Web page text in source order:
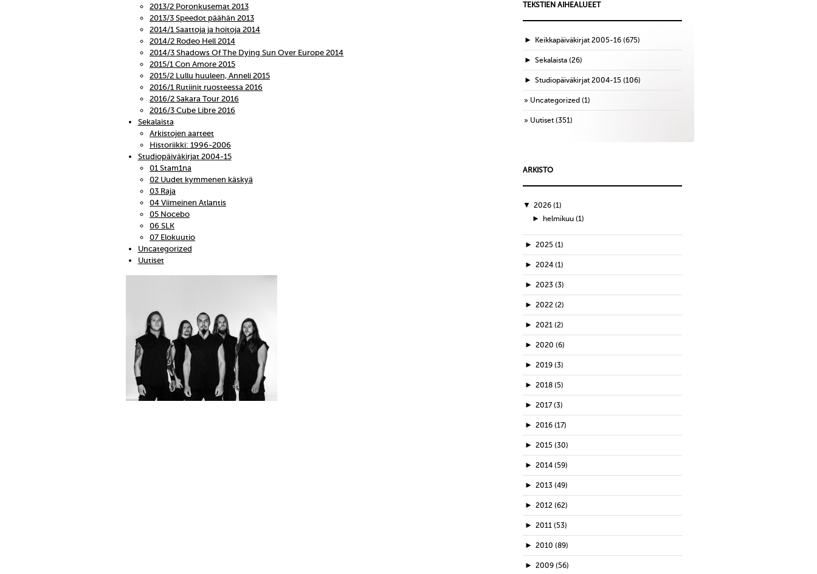
2013/2 Poronkusemat 2013
2013/3 Speedot päähän 2013
2014/1 Saattoja ja hoitoja 2014
2014/2 Rodeo Hell 2014
2014/3 Shadows Of The Dying Sun Over Europe 2014
2015/1 Con Amore 2015
2015/2 Lullu huuleen, Anneli 2015
2016/1 Rutiinit ruosteessa 2016
2016/2 Sakara Tour 2016
2016/3 Cube Libre 2016
Sekalaista
Arkistojen aarteet
Historiikki: 1996-2006
Studiopäiväkirjat 2004-15
01 Stam1na
02 Uudet kymmenen käskyä
03 Raja
04 Viimeinen Atlantis
05 Nocebo
06 SLK
07 Elokuutio
Uncategorized
Uutiset
TEKSTIEN AIHEALUEET
► Keikkapäiväkirjat 2005-16 (675)
► Sekalaista (26)
► Studiopäiväkirjat 2004-15 (106)
Uncategorized (1)
Uutiset (351)
ARKISTO
▼ 2026 (1)
► helmikuu (1)
► 2025 (1)
► 2024 (1)
► 2023 (3)
► 2022 (2)
► 2021 (2)
► 2020 (6)
► 2019 (3)
► 2018 (5)
► 2017 (3)
► 2016 (17)
► 2015 (30)
► 2014 (59)
► 2013 (49)
► 2012 (62)
► 2011 (53)
► 2010 (89)
► 2009 (56)